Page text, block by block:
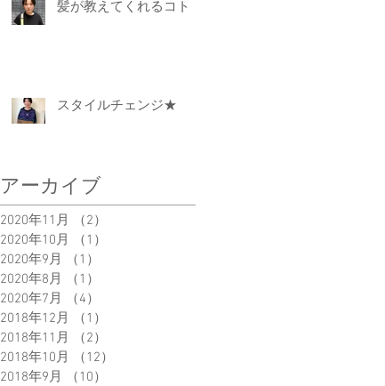
髪が教えてくれるコト
スタイルチェンジ★
アーカイブ
2020年11月 （2）
2020年10月
（1）
2020年9月
（1）
2020年8月
（1）
2020年7月
（4）
2018年12月
（1）
2018年11月
（2）
2018年10月
（12）
2018年9月
（10）